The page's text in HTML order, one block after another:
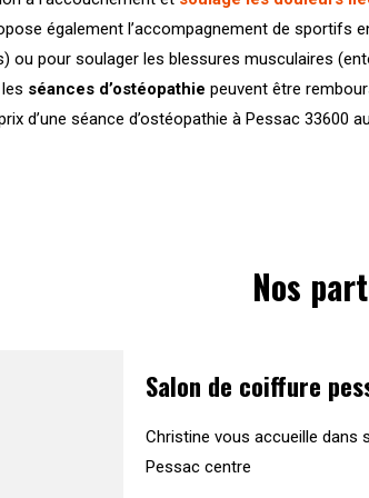
également l’accompagnement de sportifs
ou pour soulager les blessures musculaires
séances d’ostéopathie peuvent être
d’une séance d’ostéopathie à Pessac 33600
Nos
Salon de coiffure
Christine vous accueille dans
Pessac centre